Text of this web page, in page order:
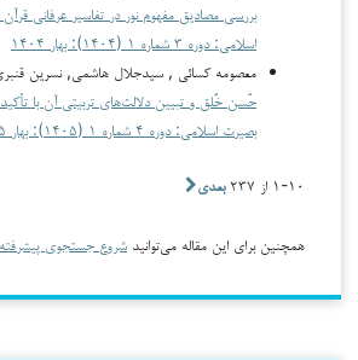
بررسی مصادیق مفهوم نور در تفاسیر عرفانی قرآن
اسلامی: دوره ۳ شماره ۱ (۱۴۰۴): بهار ۱۴۰۴
معصومه کسائی , سیدجلال هاشمی, نسرین
حُسن خُلق و تبیین دلالت‌های تربیتی آن با تأکید
بصیرت اسلامی: دوره ۴ شماره ۱ (۱۴۰۵): بهار ۱۴۰۵
۱-۱۰ از ۲۳۷ بعدی
همچنین برای این مقاله می‌توانید شروع جستجوی پیشرفته